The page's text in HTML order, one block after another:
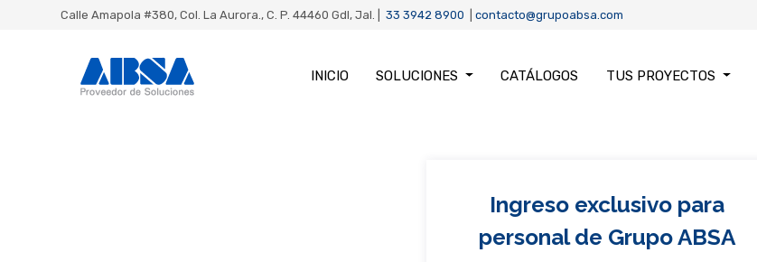
Calle Amapola #380, Col. La Aurora., C. P. 44460 Gdl, Jal. |33 3942 8900 |contacto@grupoabsa.com
INICIO SOLUCIONES CATÁLOGOS TUS PROYECTOS
Ingreso exclusivo para
personal de Grupo ABSA